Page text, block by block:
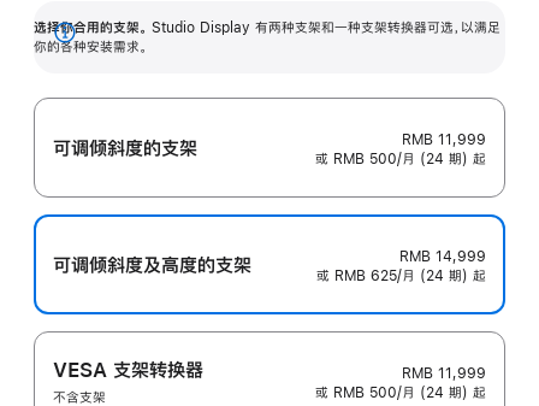
选择你合用的支架。 Studio Display 有两种支架和一种支架转换器可选，以满足
你的各种安装需求。
展
可调倾斜度的支架
RMB 11,999
或 RMB 500/月 (24 期) 起
可调倾斜度及高‍度的支‍架
RMB 14,999
或 RMB 625/月 (24 期) 起
VESA 支架转换器
不含支架
RMB 11,999
或 RMB 500/月 (24 期) 起